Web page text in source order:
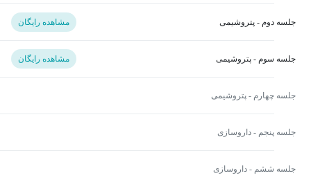
جلسه دوم - پتروشیمی مشاهده رایگان
جلسه سوم - پتروشیمی مشاهده رایگان
جلسه چهارم - پتروشیمی
جلسه پنجم - داروسازی
جلسه ششم - داروسازی